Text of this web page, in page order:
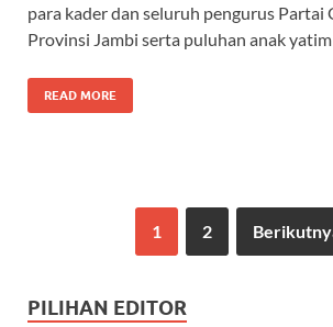
para kader dan seluruh pengurus Partai
Provinsi Jambi serta puluhan anak yatim
READ MORE
1 2
PILIHAN EDITOR